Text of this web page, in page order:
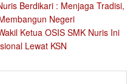
Berdikari : Menjaga Tradisi,
Negeri
Ketua OSIS SMK Nuris Ini
Lewat KSN